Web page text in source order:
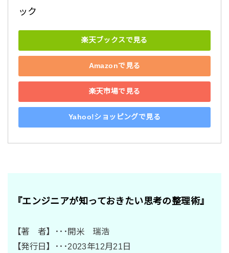
ック
楽天ブックスで見る
Amazonで見る
楽天市場で見る
Yahoo!ショッピングで見る
『エンジニアが知っておきたい思考の整理術』
【著 者】･･･開米 瑞浩
【発行日】･･･2023年12月21日